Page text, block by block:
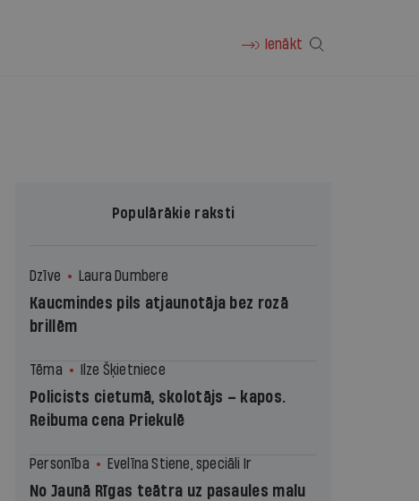
Ienākt
Populārākie raksti
Dzīve Laura Dumbere
Kaucmindes pils atjaunotāja bez rozā
brillēm
Tēma Ilze Šķietniece
Policists cietumā, skolotājs – kapos.
Reibuma cena Priekulē
Personība Evelīna Stiene, speciāli Ir
No Jaunā Rīgas teātra uz pasaules malu